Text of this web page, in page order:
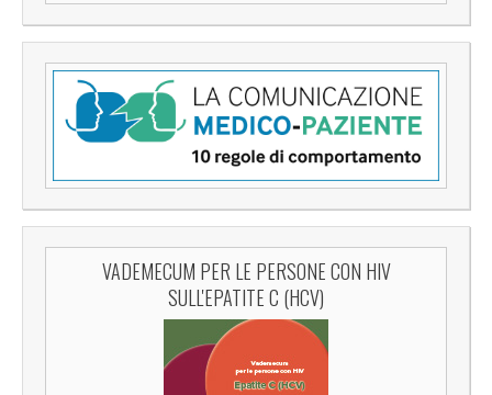
VADEMECUM PER LE PERSONE CON HIV
SULL'EPATITE C (HCV)